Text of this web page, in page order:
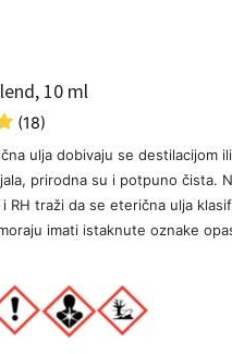
10 ml
(18)
ulja dobivaju se destilacijom
prirodna su i potpuno čista.
RH traži da se eterična ulja
imati istaknute oznake